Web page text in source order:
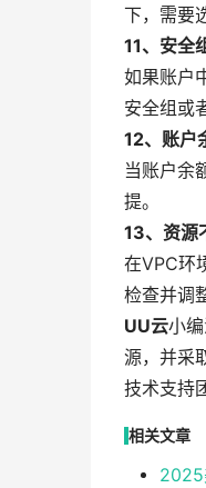
下，需要
11、安全
如果账户
安全组或
12、账户
当账户余
提。
13、资源
在VPC环
检查并调
UU云小
源，并采
技术支持
相关文章
2025